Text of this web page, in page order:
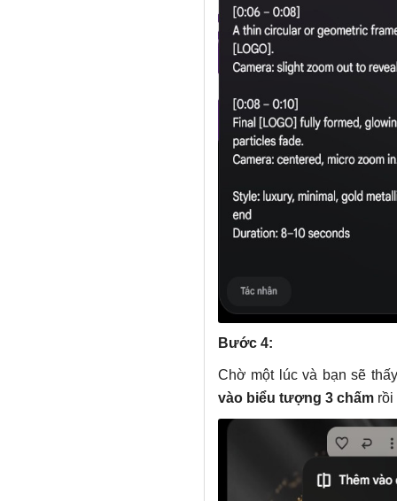
[0:08 – 0:10]
Final [LOGO] fully
Camera: centered,
m branding, clean, high-
Duration: 8–10 seconds
Bước 4:
Chờ một lúc và bạn sẽ
vào biểu tượng 3 chấm rồi